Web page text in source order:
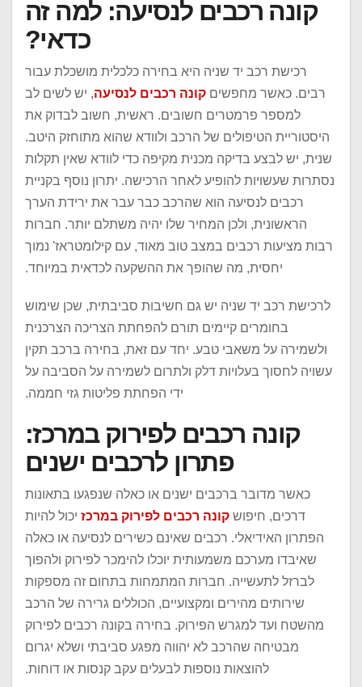
קונה רכבים לנסיעה: למה זה
כדאי?
רכישת רכב יד שניה היא בחירה כלכלית מושכלת עבור
רבים. כאשר מחפשים קונה רכבים לנסיעה, יש לשים לב
למספר פרמטרים חשובים. ראשית, חשוב לבדוק את
היסטוריית הטיפולים של הרכב ולוודא שהוא מתוחזק היטב.
שנית, יש לבצע בדיקה מכנית מקיפה כדי לוודא שאין תקלות
נסתרות שעשויות להופיע לאחר הרכישה. יתרון נוסף בקניית
רכבים לנסיעה הוא שהרכב כבר עבר את ירידת הערך
הראשונית, ולכן המחיר שלו יהיה משתלם יותר. חברות
רבות מציעות רכבים במצב טוב מאוד, עם קילומטראז' נמוך
יחסית, מה שהופך את ההשקעה לכדאית במיוחד.
לרכישת רכב יד שניה יש גם חשיבות סביבתית, שכן שימוש
בחומרים קיימים תורם להפחתת הצריכה הצרכנית
ולשמירה על משאבי טבע. יחד עם זאת, בחירה ברכב תקין
עשויה לחסוך בעלויות דלק ולתרום לשמירה על הסביבה על
ידי הפחתת פליטות גזי חממה.
קונה רכבים לפירוק במרכז:
פתרון לרכבים ישנים
כאשר מדובר ברכבים ישנים או כאלה שנפגעו בתאונות
דרכים, חיפוש קונה רכבים לפירוק במרכז יכול להיות
הפתרון האידיאלי. רכבים שאינם כשירים לנסיעה או כאלה
שאיבדו מערכם משמעותית יוכלו להימכר לפירוק ולהפוך
לברזל לתעשייה. חברות המתמחות בתחום זה מספקות
שירותים מהירים ומקצועיים, הכוללים גרירה של הרכב
מהשטח ועד למגרש הפירוק. בחירה בקונה רכבים לפירוק
מבטיחה שהרכב לא יהווה מפגע סביבתי ושלא יגרום
להוצאות נוספות לבעלים עקב קנסות או דוחות.